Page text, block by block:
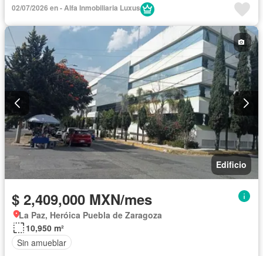
02/07/2026 en - Alfa Inmobiliaria Luxus
Edificio
$ 2,409,000 MXN/mes
La Paz, Heróica Puebla de Zaragoza
10,950 m²
Sin amueblar